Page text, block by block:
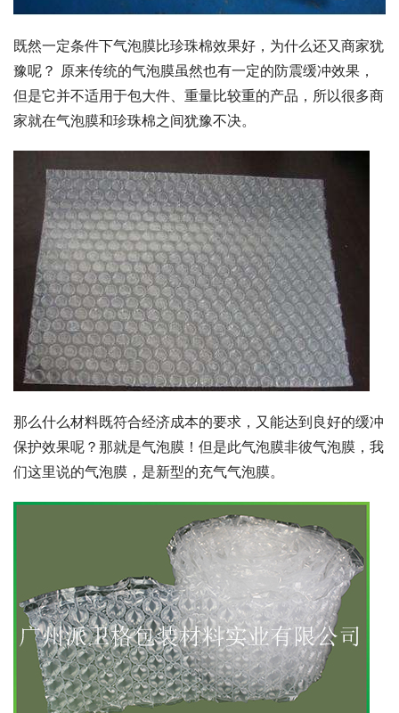
既然一定条件下气泡膜比珍珠棉效果好，为什么还又商家犹
豫呢？ 原来传统的气泡膜虽然也有一定的防震缓冲效果，
但是它并不适用于包大件、重量比较重的产品，所以很多商
家就在气泡膜和珍珠棉之间犹豫不决。
那么什么材料既符合经济成本的要求，又能达到良好的缓冲
保护效果呢？那就是气泡膜！但是此气泡膜非彼气泡膜，我
们这里说的气泡膜，是新型的充气气泡膜。